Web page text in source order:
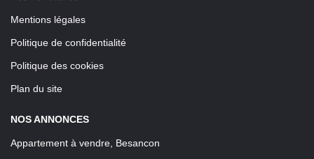
Mentions légales
Politique de confidentialité
Politique des cookies
Plan du site
NOS ANNONCES
Appartement à vendre, Besancon